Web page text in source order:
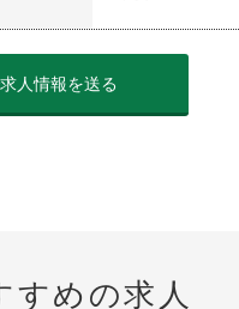
人情報を送る
すめの求人